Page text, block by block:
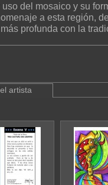
del mosaico y su
a esta región,
profunda con la
artista